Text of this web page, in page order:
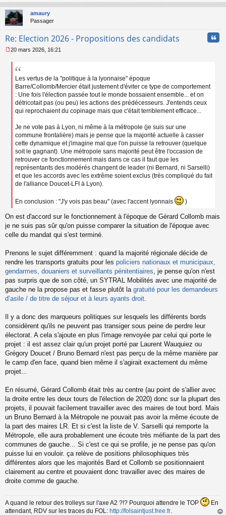
au
amaury
Passager
Re: Election 2026 - Propositions des candidats
e
20 mars 2026, 16:21
Les vertus de la "politique à la lyonnaise" époque
Barre/Collomb/Mercier était justement d'éviter ce type de comportement
: Une fois l'élection passée tout le monde bossaient ensemble... et on
détricotait pas (ou peu) les actions des prédécesseurs. J'entends ceux
qui reprochaient du copinage mais que c'était terriblement efficace...
Je ne vote pas à Lyon, ni même à la métropole (je suis sur une
commune frontalière) mais je pense que la majorité actuelle à casser
cette dynamique et j'imagine mal que l'on puisse la retrouver (quelque
soit le gagnant). Une métropole sans majorité peut être l'occasion de
retrouver ce fonctionnement mais dans ce cas il faut que les
représentants des modérés changent de leader (ni Bernard, ni Sarselli)
et que les accords avec les extrême soient exclus (très compliqué du fait
de l'alliance Doucet-LFI à Lyon).
En conclusion : "J'y vois pas beau" (avec l'accent lyonnais )
On est d'accord sur le fonctionnement à l'époque de Gérard Collomb mais
je ne suis pas sûr qu'on puisse comparer la situation de l'époque avec
celle du mandat qui s'est terminé.
Prenons le sujet différemment : quand la majorité régionale décide de
rendre les transports gratuits pour les policiers nationaux et municipaux,
gendarmes, douaniers et surveillants pénitentiaires, je pense qu'on n'est
pas surpris que de son côté, un SYTRAL Mobilités avec une majorité de
gauche ne la propose pas et fasse plutôt la gratuité pour les demandeurs
d’asile / de titre de séjour et à leurs ayants droit.
Il y a donc des marqueurs politiques sur lesquels les différents bords
considèrent qu'ils ne peuvent pas transiger sous peine de perdre leur
électorat. A cela s'ajoute en plus l'image renvoyée par celui qui porte le
projet : il est assez clair qu'un projet porté par Laurent Wauquiez ou
Grégory Doucet / Bruno Bernard n'est pas perçu de la même manière par
le camp d'en face, quand bien même il s'agirait exactement du même
projet...
En résumé, Gérard Collomb était très au centre (au point de s'allier avec
la droite entre les deux tours de l'élection de 2020) donc sur la plupart des
projets, il pouvait facilement travailler avec des maires de tout bord. Mais
un Bruno Bernard à la Métropole ne pouvait pas avoir la même écoute de
la part des maires LR. Et si c'est la liste de V. Sarselli qui remporte la
Métropole, elle aura probablement une écoute très méfiante de la part des
communes de gauche... Si c'est ce qui se profile, je ne pense pas qu'on
puisse lui en vouloir. ça relève de positions philosophiques très
différentes alors que les majorités Bard et Collomb se positionnaient
clairement au centre et pouvaient donc travailler avec des maires de
droite comme de gauche.
A quand le retour des trolleys sur l'axe A2 ?!? Pourquoi attendre le TOP
En
attendant, RDV sur les traces du FOL: http://folsaintjust.free.fr